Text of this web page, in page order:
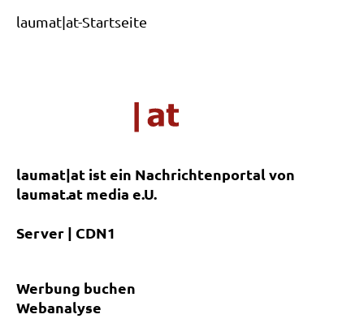
laumat|at-Startseite
laumat|at ist ein Nachrichtenportal von
laumat.at media e.U.
Server | CDN1
Werbung buchen
Webanalyse